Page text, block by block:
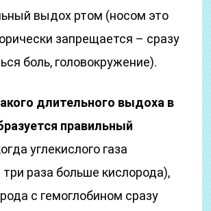
выдох ртом (носом это
запрещается – сразу
боль, головокружение).
длительного выдоха в
правильный
углекислого газа
три раза больше кислорода),
с гемоглобином сразу